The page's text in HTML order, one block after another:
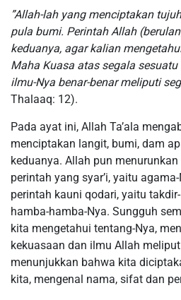
”Allah-lah yang menciptakan
pula bumi. Perintah Allah
keduanya, agar kalian
Maha Kuasa atas segala
ilmu-Nya benar-benar meliputi
Thalaaq: 12).
Pada ayat ini, Allah Ta’ala
menciptakan langit, bumi, dam
keduanya. Allah pun
perintah yang syar’i, yaitu
perintah kauni qodari, yaitu
hamba-hamba-Nya. Sungguh
kita mengetahui tentang-Nya,
kekuasaan dan ilmu Allah
menunjukkan bahwa kita
kita, mengenal nama, sifat dan